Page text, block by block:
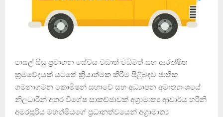
පාසල් සිසු ප්‍රවාහන සේවය වඩාත් විධිමත් සහ ආරක්ෂිත
ක්‍රමවේදයක් යටතේ ක්‍රියාත්මක කිරීම පිළිබඳව ජාතික
ගමනාගමන කොමිෂන් සභාවේ සහ අධ්‍යාපන අමාත්‍යාංශයේ
නිලධාරීන් අතර විශේෂ සාකච්ඡාවක් අග්‍රාමාත්‍ය ආචාර්ය හරිනි
අමරසූරිය මහත්මියගේ ප්‍රධානත්වයෙන් අග්‍රාමාත්‍ය